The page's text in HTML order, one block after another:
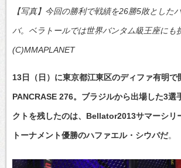
【写真】今回の勝利で戦績を26勝5敗とした
バ。ベラトールでは世界バンタム級王座にも
(C)MMAPLANET
13日（日）に東京都江東区のディファ有明で
PANCRASE 276。ブラジルから出場した3選
クトを残したのは、Bellator2013サマーシリ
トーナメント優勝のハファエル・シウバだ。